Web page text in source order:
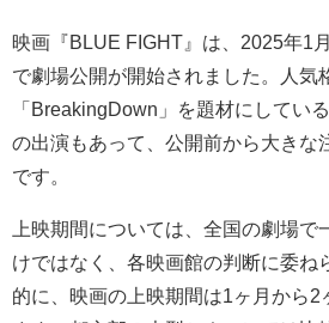
映画『BLUE FIGHT』は、2025年1
で劇場公開が開始されました。人気
「BreakingDown」を題材にしてい
の出演もあって、公開前から大きな
です。
上映期間については、全国の劇場で
けではなく、各映画館の判断に委ね
的に、映画の上映期間は1ヶ月から2